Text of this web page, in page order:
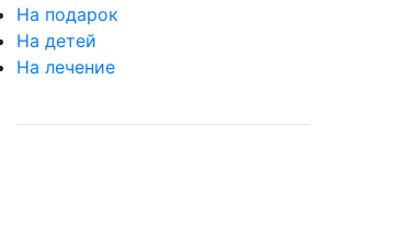
На подарок
На детей
На лечение